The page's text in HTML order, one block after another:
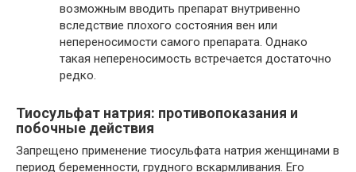
возможным вводить препарат внутривенно
вследствие плохого состояния вен или
непереносимости самого препарата. Однако
такая непереносимость встречается достаточно
редко.
Тиосульфат натрия: противопоказания и
побочные действия
Запрещено применение тиосульфата натрия женщинами в
период беременности, грудного вскармливания. Его